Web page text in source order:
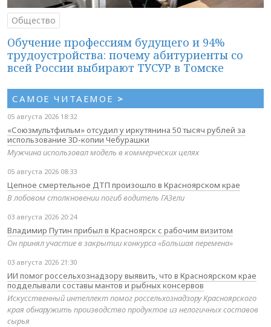
Общество
Обучение профессиям будущего и 94%
трудоустройства: почему абитуриенты со
всей России выбирают ТУСУР в Томске
САМОЕ ЧИТАЕМОЕ >
05 августа 2026 18:32
«Союзмультфильм» отсудил у иркутянина 50 тысяч рублей за
использование 3D-копии Чебурашки
Мужчина использовал модель в коммерческих целях
05 августа 2026 08:33
Цепное смертельное ДТП произошло в Красноярском крае
В лобовом столкновении погиб водитель ГАЗели
03 августа 2026 20:24
Владимир Путин прибыл в Красноярск с рабочим визитом
Он принял участие в закрытии конкурса «Большая перемена»
03 августа 2026 21:30
ИИ помог россельхознадзору выявить, что в Красноярском крае
подделывали составы мантов и рыбных консервов
Искусственный интеллект помог россельхознадзору Красноярского
края обнаружить производство продуктов из нелогичных составов
сырья